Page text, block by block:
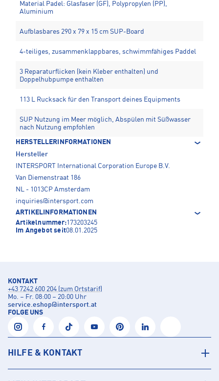
Material Padel: Glasfaser (GF), Polypropylen (PP),
Aluminium
Aufblasbares 290 x 79 x 15 cm SUP-Board
4-teiliges, zusammenklappbares, schwimmfähiges Paddel
3 Reparaturflicken (kein Kleber enthalten) und
Doppelhubpumpe enthalten
113 L Rucksack für den Transport deines Equipments
SUP Nutzung im Meer möglich, Abspülen mit Süßwasser
nach Nutzung empfohlen
HERSTELLERINFORMATIONEN
Hersteller
INTERSPORT International Corporation Europe B.V.
Van Diemenstraat 186
NL - 1013CP Amsterdam
inquiries@intersport.com
ARTIKELINFORMATIONEN
Artikelnummer:173203245
Im Angebot seit08.01.2025
KONTAKT
+43 7242 600 204 (zum Ortstarif)
Mo. – Fr. 08:00 – 20:00 Uhr
service.eshop@intersport.at
FOLGE UNS
HILFE & KONTAKT